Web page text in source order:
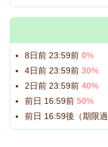
8日前 23:59前 0%
4日前 23:59前 30%
2日前 23:59前 40%
前日 16:59前 50%
前日 16:59後（期限過